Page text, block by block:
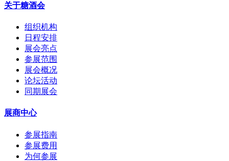
关于糖酒会
组织机构
日程安排
展会亮点
参展范围
展会概况
论坛活动
同期展会
展商中心
参展指南
参展费用
为何参展